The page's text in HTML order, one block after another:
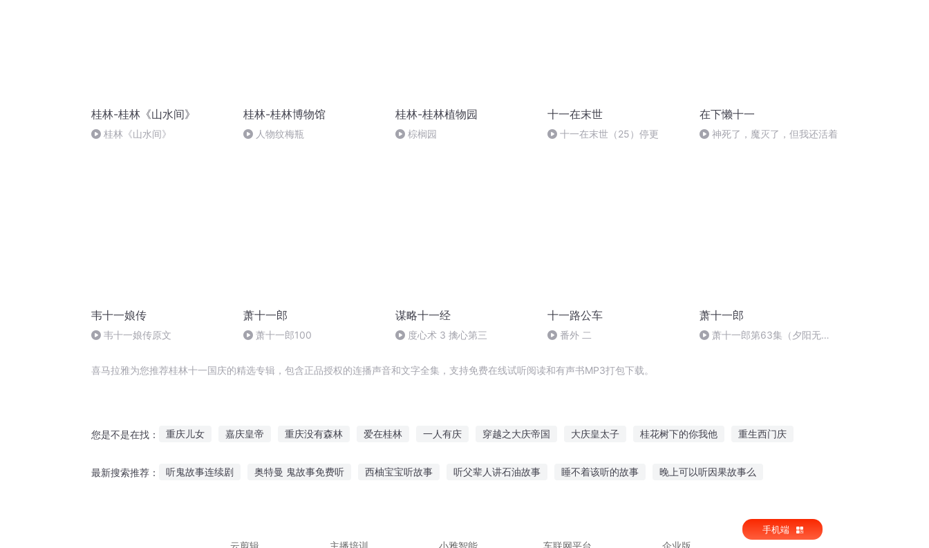
桂林-桂林《山水间》
桂林《山水间》
桂林-桂林博物馆
人物纹梅瓶
桂林-桂林植物园
棕榈园
十一在末世
十一在末世（25）停更
在下懒十一
神死了，魔灭了，但我还活着
韦十一娘传
韦十一娘传原文
萧十一郎
萧十一郎100
谋略十一经
度心术 3 擒心第三
十一路公车
番外 二
萧十一郎
萧十一郎第63集（夕阳无限
喜马拉雅为您推荐桂林十一国庆的精选专辑，包含正品授权的连播声音和文字全集，支持免费在线试听阅读和有声书MP3打包下载。
您是不是在找： 重庆儿女 嘉庆皇帝 重庆没有森林 爱在桂林 一人有庆 穿越之大庆帝国 大庆皇太子 桂花树下的你我他 重生西门庆
最新搜索推荐： 听鬼故事连续剧 奥特曼 鬼故事免费听 西柚宝宝听故事 听父辈人讲石油故事 睡不着该听的故事 晚上可以听因果故事么
云剪辑
主播培训 小雅智能 车联网平台 企业版
手机端